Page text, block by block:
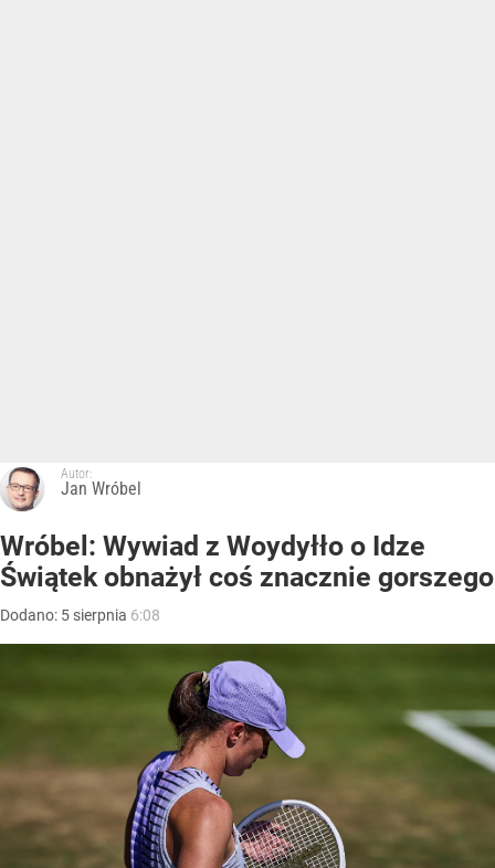
Autor:
Jan Wróbel
Wróbel: Wywiad z Woydyłło o Idze
Świątek obnażył coś znacznie gorszego
Dodano: 5 sierpnia 6:08